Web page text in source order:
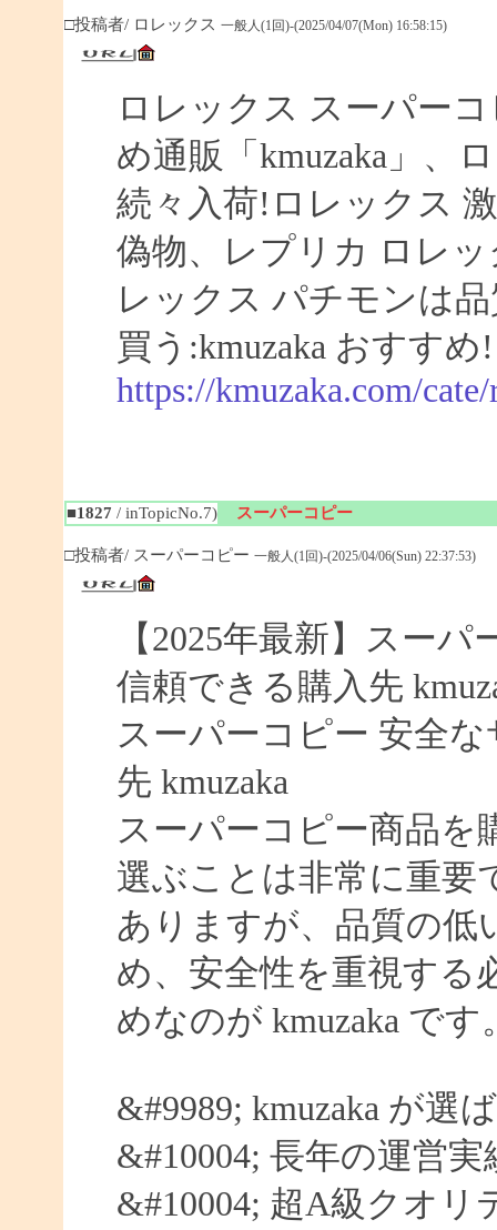
□投稿者/ ロレックス 一般人(1回)-(2025/04/07(Mon) 16:58:15)
ロレックス スーパー
め通販「kmuzaka」、
続々入荷!ロレックス
偽物、レプリカ ロレ
レックス パチモンは
買う:kmuzaka おすすめ!
https://kmuzaka.com/
■1827 / inTopicNo.7) スーパーコピー
□投稿者/ スーパーコピー 一般人(1回)-(2025/04/06(Sun) 22:37:53)
【2025年最新】スー
信頼できる購入先
スーパーコピー 安全
先 kmuzaka
スーパーコピー商品を
選ぶことは非常に重要
ありますが、品質の低
め、安全性を重視する
めなのが kmuzaka です
&#9989; kmuzaka が選
&#10004; 長年の運営
&#10004; 超A級クオリ